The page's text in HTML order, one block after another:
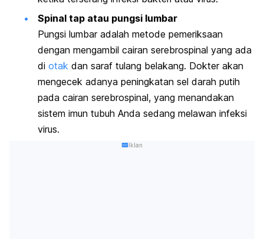
Spinal tap atau pungsi lumbar
Pungsi lumbar adalah metode pemeriksaan
dengan mengambil cairan serebrospinal yang ada
di otak dan saraf tulang belakang. Dokter akan
mengecek adanya peningkatan sel darah putih
pada cairan serebrospinal, yang menandakan
sistem imun tubuh Anda sedang melawan infeksi
virus.
Iklan